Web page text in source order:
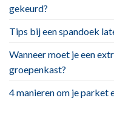
gekeurd?
Tips bij een spandoek
Wanneer moet je een
groepenkast?
4 manieren om je parket